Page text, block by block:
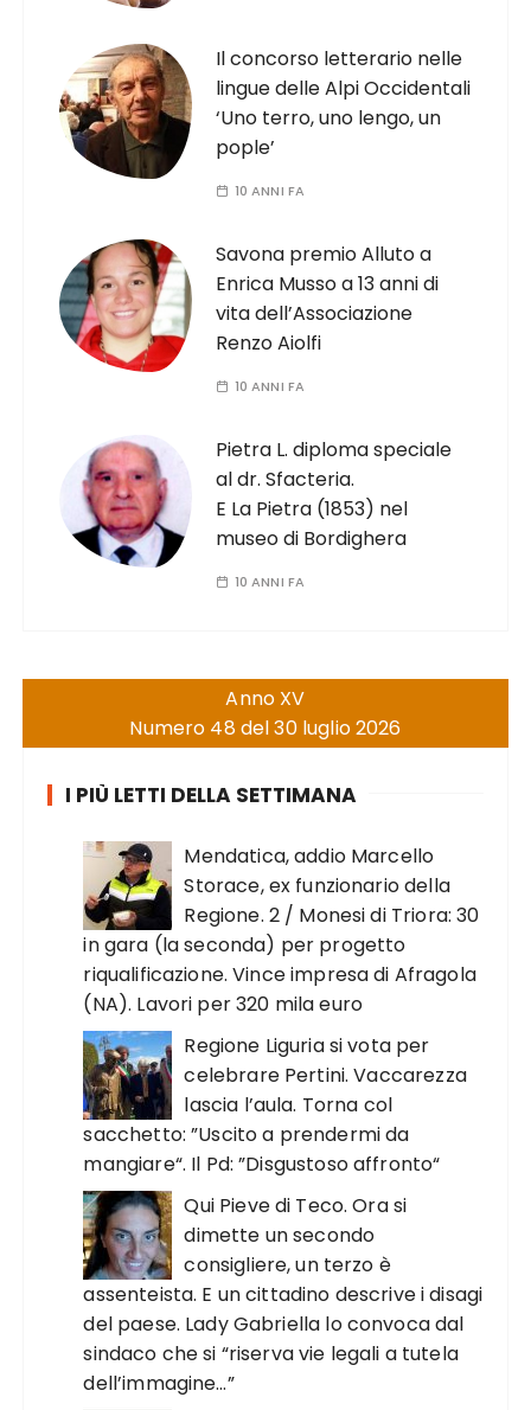
Il concorso letterario nelle
lingue delle Alpi Occidentali
‘Uno terro, uno lengo, un
pople’
10 ANNI FA
Savona premio Alluto a
Enrica Musso a 13 anni di
vita dell’Associazione
Renzo Aiolfi
10 ANNI FA
Pietra L. diploma speciale
al dr. Sfacteria.
E La Pietra (1853) nel
museo di Bordighera
10 ANNI FA
Anno XV
Numero 48 del 30 luglio 2026
I PIÙ LETTI DELLA SETTIMANA
Mendatica, addio Marcello
Storace, ex funzionario della
Regione. 2 / Monesi di Triora: 30
in gara (la seconda) per progetto
riqualificazione. Vince impresa di Afragola
(NA). Lavori per 320 mila euro
Regione Liguria si vota per
celebrare Pertini. Vaccarezza
lascia l’aula. Torna col
sacchetto: ”Uscito a prendermi da
mangiare“. Il Pd: ”Disgustoso affronto“
Qui Pieve di Teco. Ora si
dimette un secondo
consigliere, un terzo è
assenteista. E un cittadino descrive i disagi
del paese. Lady Gabriella lo convoca dal
sindaco che si “riserva vie legali a tutela
dell’immagine…”